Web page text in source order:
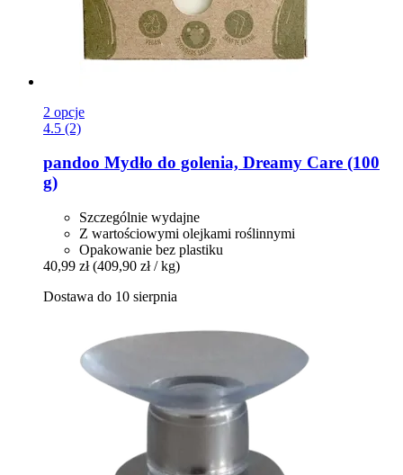
2 opcje
4.5 (2)
pandoo Mydło do golenia, Dreamy Care (100
g)
Szczególnie wydajne
Z wartościowymi olejkami roślinnymi
Opakowanie bez plastiku
40,99 zł (409,90 zł / kg)
Dostawa do 10 sierpnia